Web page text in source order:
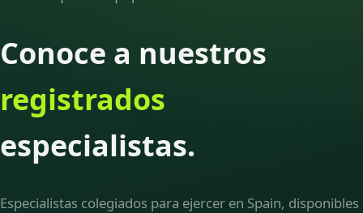
Conoce a nuestros
registrados
especialistas.
Especialistas colegiados para ejercer en Spain, disponibles